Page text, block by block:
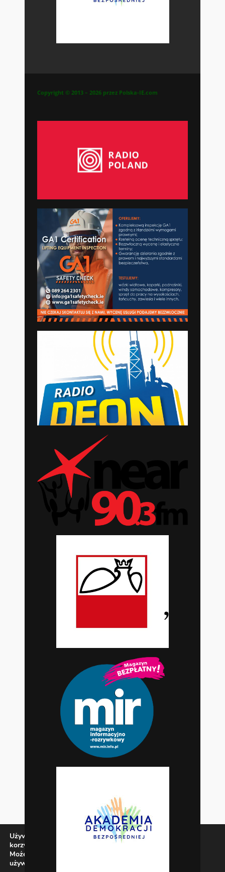
Używamy ciasteczek, aby zapewnić najlepszą jakość
korzystania z naszej witryny.
Możesz dowiedzieć się więcej o tym, jakich ciasteczek
używamy, lub wyłączyć je w
Copyright © 2013 – 2026 przez Polska-IE.com